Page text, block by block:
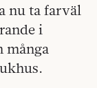
nu ta farväl
i
många